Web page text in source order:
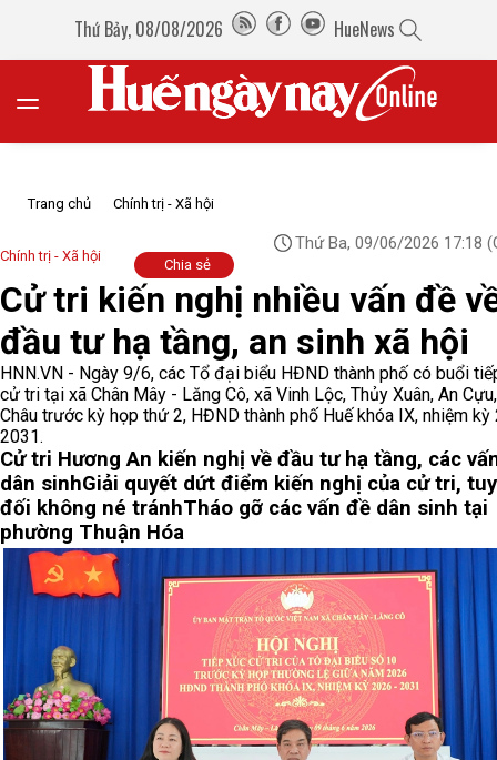
Thứ Bảy, 08/08/2026 HueNews
Trang chủ Chính trị - Xã hội
Chính trị - Xã hội
Thứ Ba, 09/06/2026 17:18
Chia sẻ
Cử tri kiến nghị nhiều vấn đề
đầu tư hạ tầng, an sinh xã hội
HNN.VN - Ngày 9/6, các Tổ đại biểu HĐND thành phố có buổi
cử tri tại xã Chân Mây - Lăng Cô, xã Vinh Lộc, Thủy Xuân, An
Châu trước kỳ họp thứ 2, HĐND thành phố Huế khóa IX, nhiệm
2031.
Cử tri Hương An kiến nghị về đầu tư hạ tầng, các
dân sinhGiải quyết dứt điểm kiến nghị của cử tri,
đối không né tránhTháo gỡ các vấn đề dân sinh tại
phường Thuận Hóa